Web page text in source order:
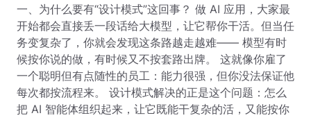
一、为什么要有“设计模式”这回事？ 做 AI 应用，大家最
开始都会直接丢一段话给大模型，让它帮你干活。但当任
务变复杂了，你就会发现这条路越走越难—— 模型有时
候按你说的做，有时候又不按套路出牌。 这就像你雇了
一个聪明但有点随性的员工：能力很强，但你没法保证他
每次都按流程来。 设计模式解决的正是这个问题：怎么
把 AI 智能体组织起来，让它既能干复杂的活，又能按你